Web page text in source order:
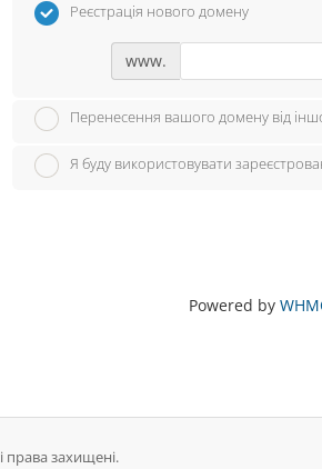
Реєстрація нового домену
www.
Перенесення вашого домену від
Я буду використовувати
Powered by
права захищені.